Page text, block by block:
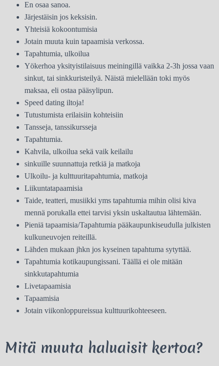
En osaa sanoa.
Järjestäisin jos keksisin.
Yhteisiä kokoontumisia
Jotain muuta kuin tapaamisia verkossa.
Tapahtumia, ulkoilua
Yökerhoa yksityistilaisuus meiningillä vaikka 2-3h jossa vaan
sinkut, tai sinkkuristeilyä. Näistä mielellään toki myös
maksaa, eli ostaa pääsylipun.
Speed dating iltoja!
Tutustumista erilaisiin kohteisiin
Tansseja, tanssikursseja
Tapahtumia.
Kahvila, ulkoilua sekä vaik keilailu
sinkuille suunnattuja retkiä ja matkoja
Ulkoilu- ja kulttuuritapahtumia, matkoja
Liikuntatapaamisia
Taide, teatteri, musiikki yms tapahtumia mihin olisi kiva
mennä porukalla ettei tarvisi yksin uskaltautua lähtemään.
Pieniä tapaamisia/Tapahtumia pääkaupunkiseudulla julkisten
kulkuneuvojen reiteillä.
Lähden mukaan jhkn jos kyseinen tapahtuma sytyttää.
Tapahtumia kotikaupungissani. Täällä ei ole mitään
sinkkutapahtumia
Livetapaamisia
Tapaamisia
Jotain viikonloppureissua kulttuurikohteeseen.
Mitä muuta haluaisit kertoa?